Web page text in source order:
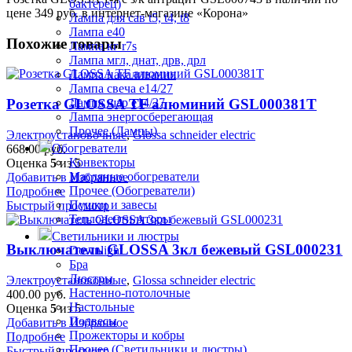
бактерец)
Лампа для сав t5, t4, t8
Лампа е40
Лампа кг r7s
Лампа мгл, днат, дрв, дрл
Лампа накаливания
Лампа свеча е14/27
Лампа шар е14/27
Лампа энергосберегающая
Прочее (Лампы)
Обогреватели
Конвекторы
Масляные обогреватели
Прочее (Обогреватели)
Пушки и завесы
Тепловентиляторы
Светильники и люстры
Downlight
Бра
Люстры
Настенно-потолочные
Настольные
Подвесы
Прожекторы и кобры
Прочее (Светильники и люстры)
цене 349 руб. в интернет-магазине «Корона»
Похожие товары
Розетка GLOSSA TF алюминий GSL000381T
Электроустановочные,Glossa schneider electric
668.00руб.
Оценка 5из 5
Добавить в Избранное
Подробнее
Быстрый просмотр
Выключатель GLOSSA 3кл бежевый GSL000231
Электроустановочные, Glossa schneider electric
400.00 руб.
Оценка 5из 5
Добавить в Избранное
Подробнее